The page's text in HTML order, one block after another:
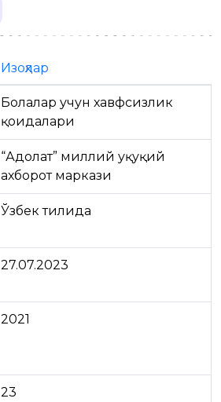
Изоҳлар
Болалар учун хавфсизлик
қоидалари
“Адолат” миллий ҳуқуқий
ахборот маркази
Ўзбек тилида
27.07.2023
2021
23